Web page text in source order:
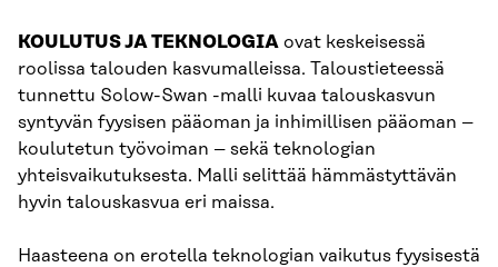
KOULUTUS JA TEKNOLOGIA ovat keskeisessä
roolissa talouden kasvumalleissa. Taloustieteessä
tunnettu Solow-Swan -malli kuvaa talouskasvun
syntyvän fyysisen pääoman ja inhimillisen pääoman –
koulutetun työvoiman – sekä teknologian
yhteisvaikutuksesta. Malli selittää hämmästyttävän
hyvin talouskasvua eri maissa.
Haasteena on erotella teknologian vaikutus fyysisestä